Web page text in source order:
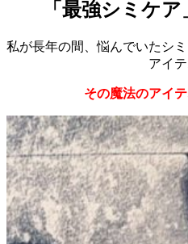
「最強シミケ
私が長年の間、悩んでいたシ
アイテ
その魔法のアイ